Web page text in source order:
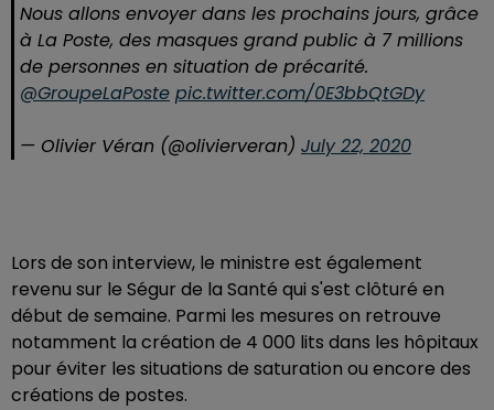
Nous allons envoyer dans les prochains jours, grâce
à La Poste, des masques grand public à 7 millions
de personnes en situation de précarité.
@GroupeLaPoste pic.twitter.com/0E3bbQtGDy
— Olivier Véran (@olivierveran) July 22, 2020
Lors de son interview, le ministre est également
revenu sur le Ségur de la Santé qui s'est clôturé en
début de semaine. Parmi les mesures on retrouve
notamment la création de 4 000 lits dans les hôpitaux
pour éviter les situations de saturation ou encore des
créations de postes.